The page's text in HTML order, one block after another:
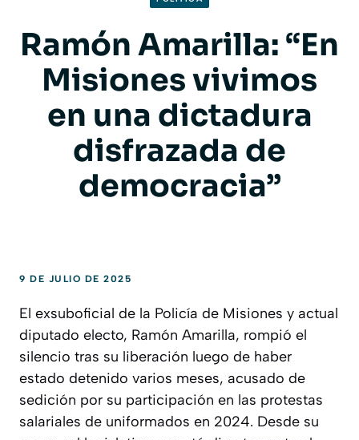
Ramón Amarilla: “En
Misiones vivimos
en una dictadura
disfrazada de
democracia”
9 DE JULIO DE 2025
El exsuboficial de la Policía de Misiones y actual
diputado electo, Ramón Amarilla, rompió el
silencio tras su liberación luego de haber
estado detenido varios meses, acusado de
sedición por su participación en las protestas
salariales de uniformados en 2024. Desde su